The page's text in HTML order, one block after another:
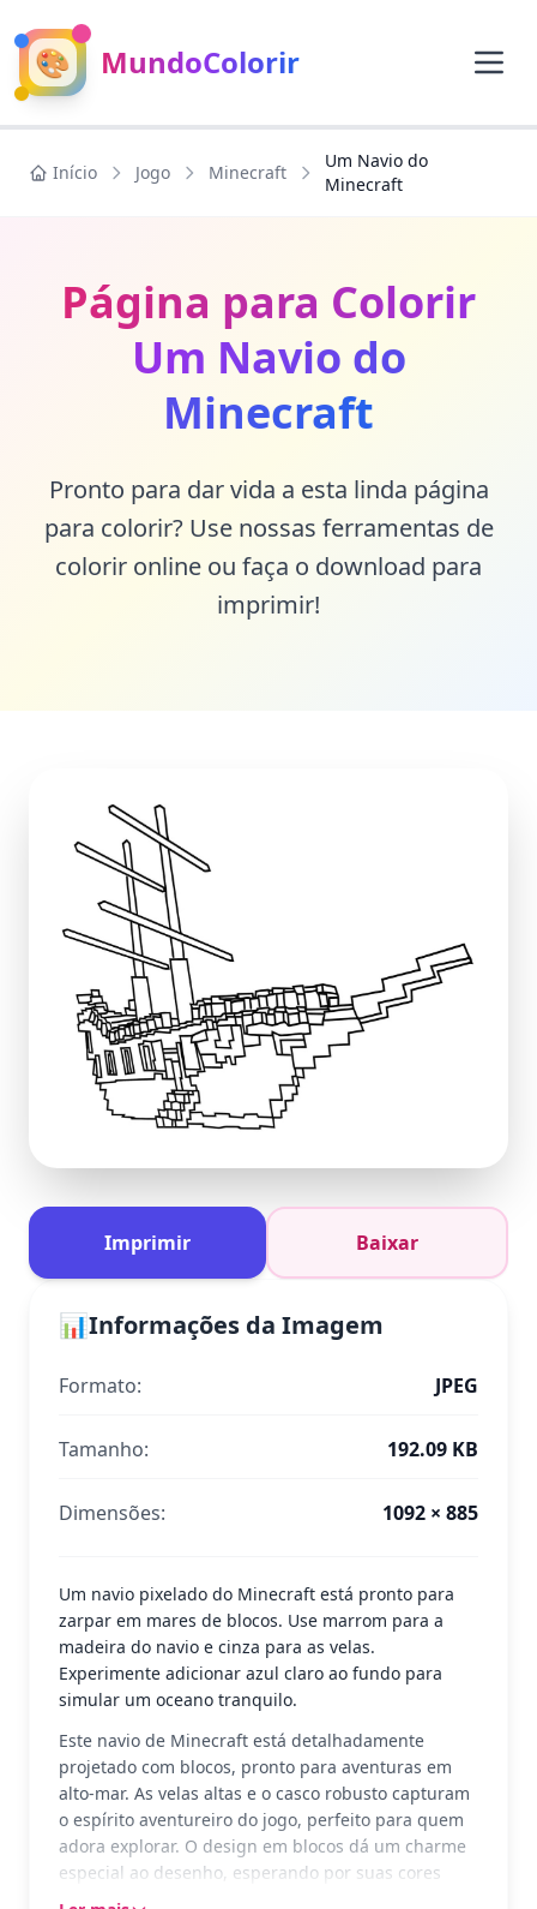
🎨 MundoColorir
Início Jogo Minecraft
Um Navio do
Minecraft
Página para Colorir
Um Navio do
Minecraft
Pronto para dar vida a esta linda página
para colorir? Use nossas ferramentas de
colorir online ou faça o download para
imprimir!
Imprimir Baixar
📊Informações da Imagem
Formato: JPEG
Tamanho: 192.09 KB
Dimensões: 1092 × 885
Um navio pixelado do Minecraft está pronto para
zarpar em mares de blocos. Use marrom para a
madeira do navio e cinza para as velas.
Experimente adicionar azul claro ao fundo para
simular um oceano tranquilo.
Este navio de Minecraft está detalhadamente
projetado com blocos, pronto para aventuras em
alto-mar. As velas altas e o casco robusto capturam
o espírito aventureiro do jogo, perfeito para quem
adora explorar. O design em blocos dá um charme
especial ao desenho, esperando por suas cores
para ganhar vida.